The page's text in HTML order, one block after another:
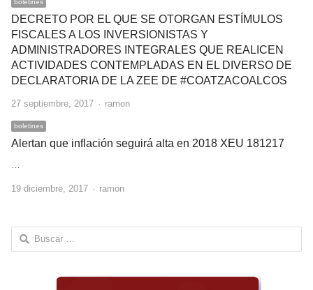
boletines
DECRETO POR EL QUE SE OTORGAN ESTÍMULOS
FISCALES A LOS INVERSIONISTAS Y
ADMINISTRADORES INTEGRALES QUE REALICEN
ACTIVIDADES CONTEMPLADAS EN EL DIVERSO DE
DECLARATORIA DE LA ZEE DE #COATZACOALCOS
27 septiembre, 2017 Author
ramon
boletines
Alertan que inflación seguirá alta en 2018 XEU 181217
19 diciembre, 2017 Author
ramon
Buscar: